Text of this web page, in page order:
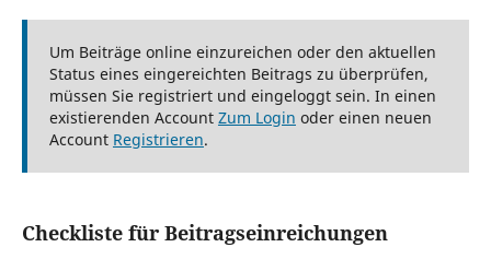
Um Beiträge online einzureichen oder den aktuellen
Status eines eingereichten Beitrags zu überprüfen,
müssen Sie registriert und eingeloggt sein. In einen
existierenden Account Zum Login oder einen neuen
Account Registrieren.
Checkliste für Beitragseinreichungen